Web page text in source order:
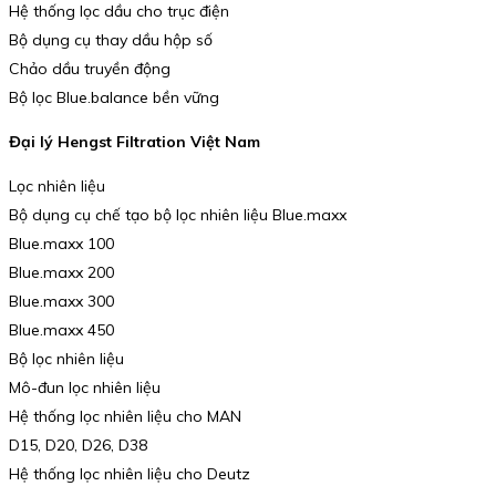
Hệ thống lọc dầu cho trục điện
Bộ dụng cụ thay dầu hộp số
Chảo dầu truyền động
Bộ lọc Blue.balance bền vững
Đại lý Hengst Filtration Việt Nam
Lọc nhiên liệu
Bộ dụng cụ chế tạo bộ lọc nhiên liệu Blue.maxx
Blue.maxx 100
Blue.maxx 200
Blue.maxx 300
Blue.maxx 450
Bộ lọc nhiên liệu
Mô-đun lọc nhiên liệu
Hệ thống lọc nhiên liệu cho MAN
D15, D20, D26, D38
Hệ thống lọc nhiên liệu cho Deutz